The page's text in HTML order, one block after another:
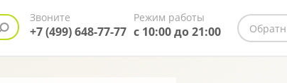
Звоните
+7 (499) 648-77-77
Режим работы
с 10:00 до 21:00